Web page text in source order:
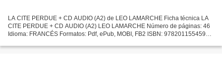
LA CITE PERDUE + CD AUDIO (A2) de LEO LAMARCHE Ficha técnica LA
CITE PERDUE + CD AUDIO (A2) LEO LAMARCHE Número de páginas: 46
Idioma: FRANCÉS Formatos: Pdf, ePub, MOBI, FB2 ISBN: 9782011554598